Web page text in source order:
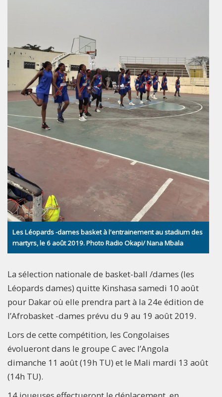
Les Léopards -dames basket à l'entrainement au stadium des
martyrs, le 6 août 2019. Photo Radio Okapi/ Nana Mbala
La sélection nationale de basket-ball /dames (les
Léopards dames) quitte Kinshasa samedi 10 août
pour Dakar où elle prendra part à la 24e édition de
l’Afrobasket -dames prévu du 9 au 19 août 2019.
Lors de cette compétition, les Congolaises
évolueront dans le groupe C avec l’Angola
dimanche 11 août (19h TU) et le Mali mardi 13 août
(14h TU).